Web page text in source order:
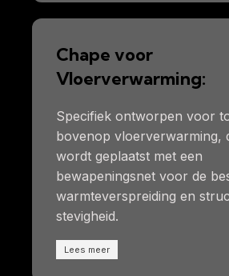
Chape voor
Vloerverwarming:
Specifiek ontworpen voor
bovenop vloerverwarming,
wordt geplaatst met een
bewapeningsnet voor de
warmteverspreiding en
stevigheid.
Lees meer